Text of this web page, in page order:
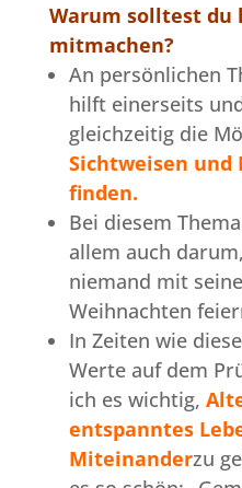
Warum solltest du
mitmachen?
An persönlichen
hilft einerseits
gleichzeitig die
Sichtweisen und
finden.
Bei diesem
allem auch
niemand mit
Weihnachten
In Zeiten wie
Werte auf dem
ich es wichtig,
entspanntes
Miteinanderzu